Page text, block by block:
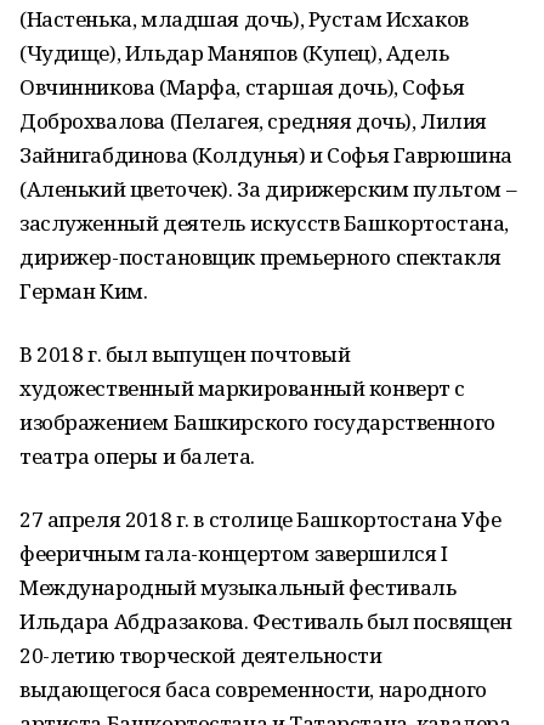
(Настенька, младшая дочь), Рустам Исхаков
(Чудище), Ильдар Маняпов (Купец), Адель
Овчинникова (Марфа, старшая дочь), Софья
Доброхвалова (Пелагея, средняя дочь), Лилия
Зайнигабдинова (Колдунья) и Софья Гаврюшина
(Аленький цветочек). За дирижерским пультом –
заслуженный деятель искусств Башкортостана,
дирижер-постановщик премьерного спектакля
Герман Ким.
В 2018 г. был выпущен почтовый
художественный маркированный конверт с
изображением Башкирского государственного
театра оперы и балета.
27 апреля 2018 г. в столице Башкортостана Уфе
фееричным гала-концертом завершился I
Международный музыкальный фестиваль
Ильдара Абдразакова. Фестиваль был посвящен
20-летию творческой деятельности
выдающегося баса современности, народного